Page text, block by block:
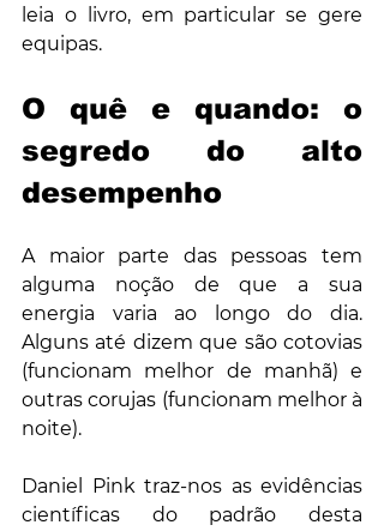
leia o livro, em particular se gere
equipas.
O quê e quando: o
segredo do alto
desempenho
A maior parte das pessoas tem
alguma noção de que a sua
energia varia ao longo do dia.
Alguns até dizem que são cotovias
(funcionam melhor de manhã) e
outras corujas (funcionam melhor à
noite).
Daniel Pink traz-nos as evidências
científicas do padrão desta